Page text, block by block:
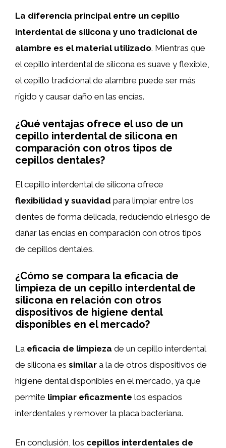
La diferencia principal entre un cepillo
interdental de silicona y uno tradicional de
alambre es el material utilizado. Mientras que
el cepillo interdental de silicona es suave y flexible,
el cepillo tradicional de alambre puede ser más
rígido y causar daño en las encías.
¿Qué ventajas ofrece el uso de un
cepillo interdental de silicona en
comparación con otros tipos de
cepillos dentales?
El cepillo interdental de silicona ofrece
flexibilidad y suavidad para limpiar entre los
dientes de forma delicada, reduciendo el riesgo de
dañar las encías en comparación con otros tipos
de cepillos dentales.
¿Cómo se compara la eficacia de
limpieza de un cepillo interdental de
silicona en relación con otros
dispositivos de higiene dental
disponibles en el mercado?
La eficacia de limpieza de un cepillo interdental
de silicona es similar a la de otros dispositivos de
higiene dental disponibles en el mercado, ya que
permite limpiar eficazmente los espacios
interdentales y remover la placa bacteriana.
En conclusión, los cepillos interdentales de